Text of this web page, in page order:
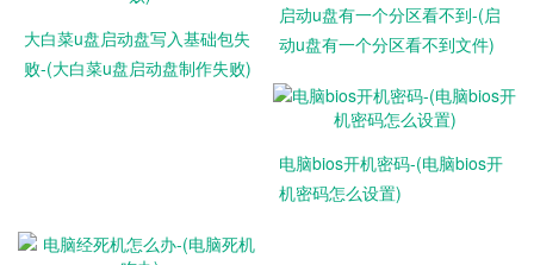
大白菜u盘启动盘写入基础包失
败-(大白菜u盘启动盘制作失败)
启动u盘有一个分区看不到-(启
动u盘有一个分区看不到文件)
电脑bios开机密码-(电脑bios开
机密码怎么设置)